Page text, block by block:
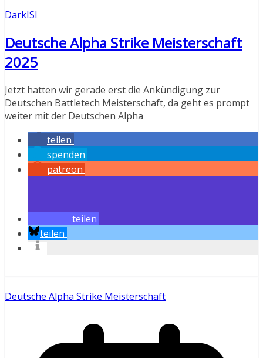
DarkISI
Deutsche Alpha Strike Meisterschaft
2025
Jetzt hatten wir gerade erst die Ankündigung zur
Deutschen Battletech Meisterschaft, da geht es prompt
weiter mit der Deutschen Alpha
teilen
spenden
patreon
teilen
teilen
Deutsche Alpha Strike Meisterschaft